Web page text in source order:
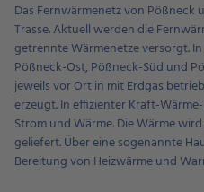
Das Fernwärmenetz von Pößneck
Trasse. Aktuell werden die
getrennte Wärmenetze versorgt.
Pößneck-Ost, Pößneck-Süd und
jeweils vor Ort in mit Erdgas
erzeugt. In effizienter Kraft-
Strom und Wärme. Die Wärme
geliefert. Über eine sogenannte
Bereitung von Heizwärme und